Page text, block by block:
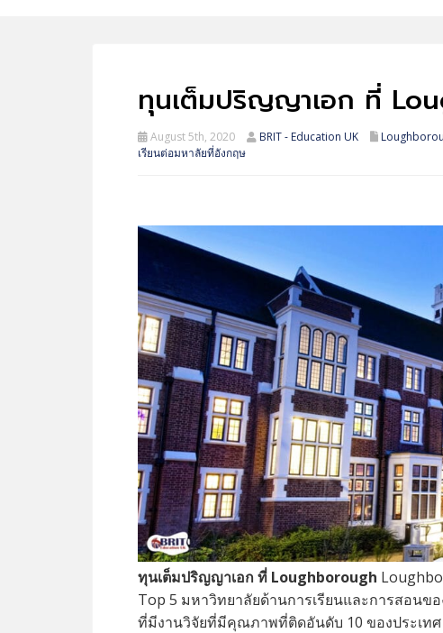
ทุนเต็มปริญญาเอก ที่
August 5th, 2020 BRIT - Education UK
เรียนต่อมหาลัยที่อังกฤษ
ทุนเต็มปริญญาเอก ที่ Loughborough
Top 5 มหาวิทยาลัยด้านการเรียนและการสอนข
ที่มีงานวิจัยที่มีคุณภาพที่ติดอันดับ 10 ของประเท